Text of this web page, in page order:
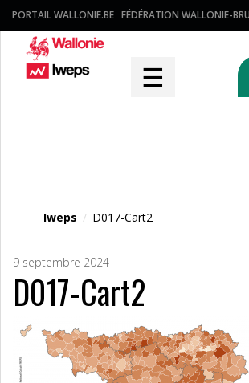
PORTAIL WALLONIE.BE FÉDÉRATION WALLONIE-
☰
Iweps / D017-Cart2
9 septembre 2024
D017-Cart2